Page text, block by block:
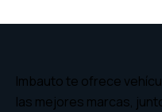
Imbauto te ofrece
las mejores marcas,